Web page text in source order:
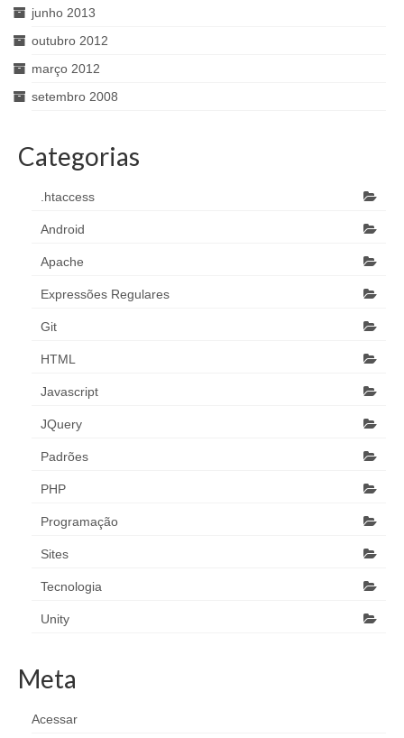
junho 2013
outubro 2012
março 2012
setembro 2008
Categorias
.htaccess
Android
Apache
Expressões Regulares
Git
HTML
Javascript
JQuery
Padrões
PHP
Programação
Sites
Tecnologia
Unity
Meta
Acessar